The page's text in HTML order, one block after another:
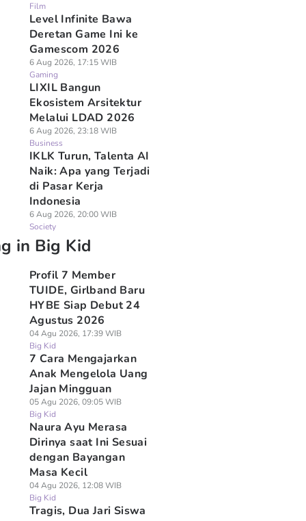
Film
Level Infinite Bawa
Deretan Game Ini ke
Gamescom 2026
6 Aug 2026, 17:15 WIB
Gaming
LIXIL Bangun
Ekosistem Arsitektur
Melalui LDAD 2026
6 Aug 2026, 23:18 WIB
Business
IKLK Turun, Talenta AI
Naik: Apa yang Terjadi
di Pasar Kerja
Indonesia
6 Aug 2026, 20:00 WIB
Society
in Big Kid
Profil 7 Member
TUIDE, Girlband Baru
HYBE Siap Debut 24
Agustus 2026
04 Agu 2026, 17:39 WIB
Big Kid
7 Cara Mengajarkan
Anak Mengelola Uang
Jajan Mingguan
05 Agu 2026, 09:05 WIB
Big Kid
Naura Ayu Merasa
Dirinya saat Ini Sesuai
dengan Bayangan
Masa Kecil
04 Agu 2026, 12:08 WIB
Big Kid
Tragis, Dua Jari Siswa